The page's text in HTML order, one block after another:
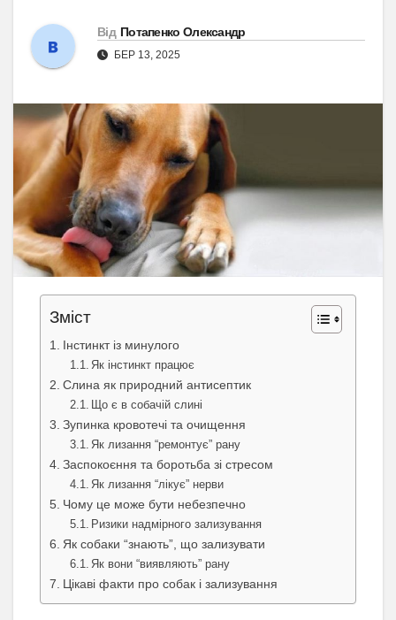
Від Потапенко Олександр
БЕР 13, 2025
Зміст
Інстинкт із минулого
Як інстинкт працює
Слина як природний антисептик
Що є в собачій слині
Зупинка кровотечі та очищення
Як лизання “ремонтує” рану
Заспокоєння та боротьба зі стресом
Як лизання “лікує” нерви
Чому це може бути небезпечно
Ризики надмірного зализування
Як собаки “знають”, що зализувати
Як вони “виявляють” рану
Цікаві факти про собак і зализування